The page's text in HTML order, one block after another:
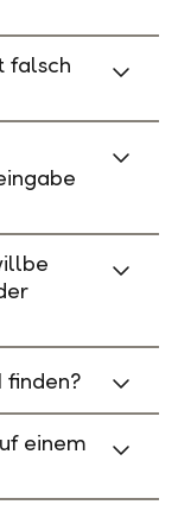
falsch
finden?
einem